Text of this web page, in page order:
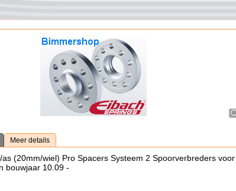
Meer details
as (20mm/wiel) Pro Spacers Systeem 2 Spoorverbreders voor
bouwjaar 10.09 -